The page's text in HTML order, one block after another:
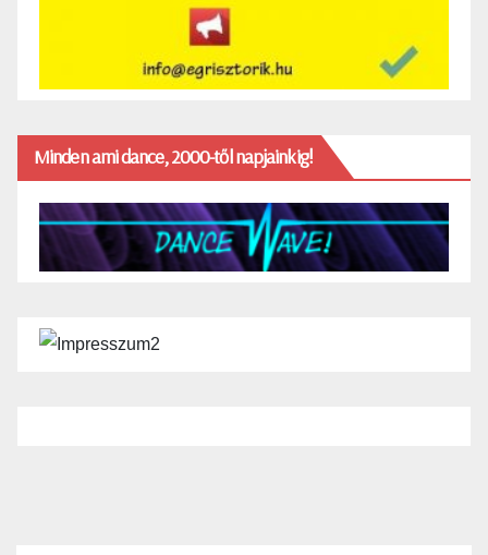
Minden ami dance, 2000-től napjainkig!